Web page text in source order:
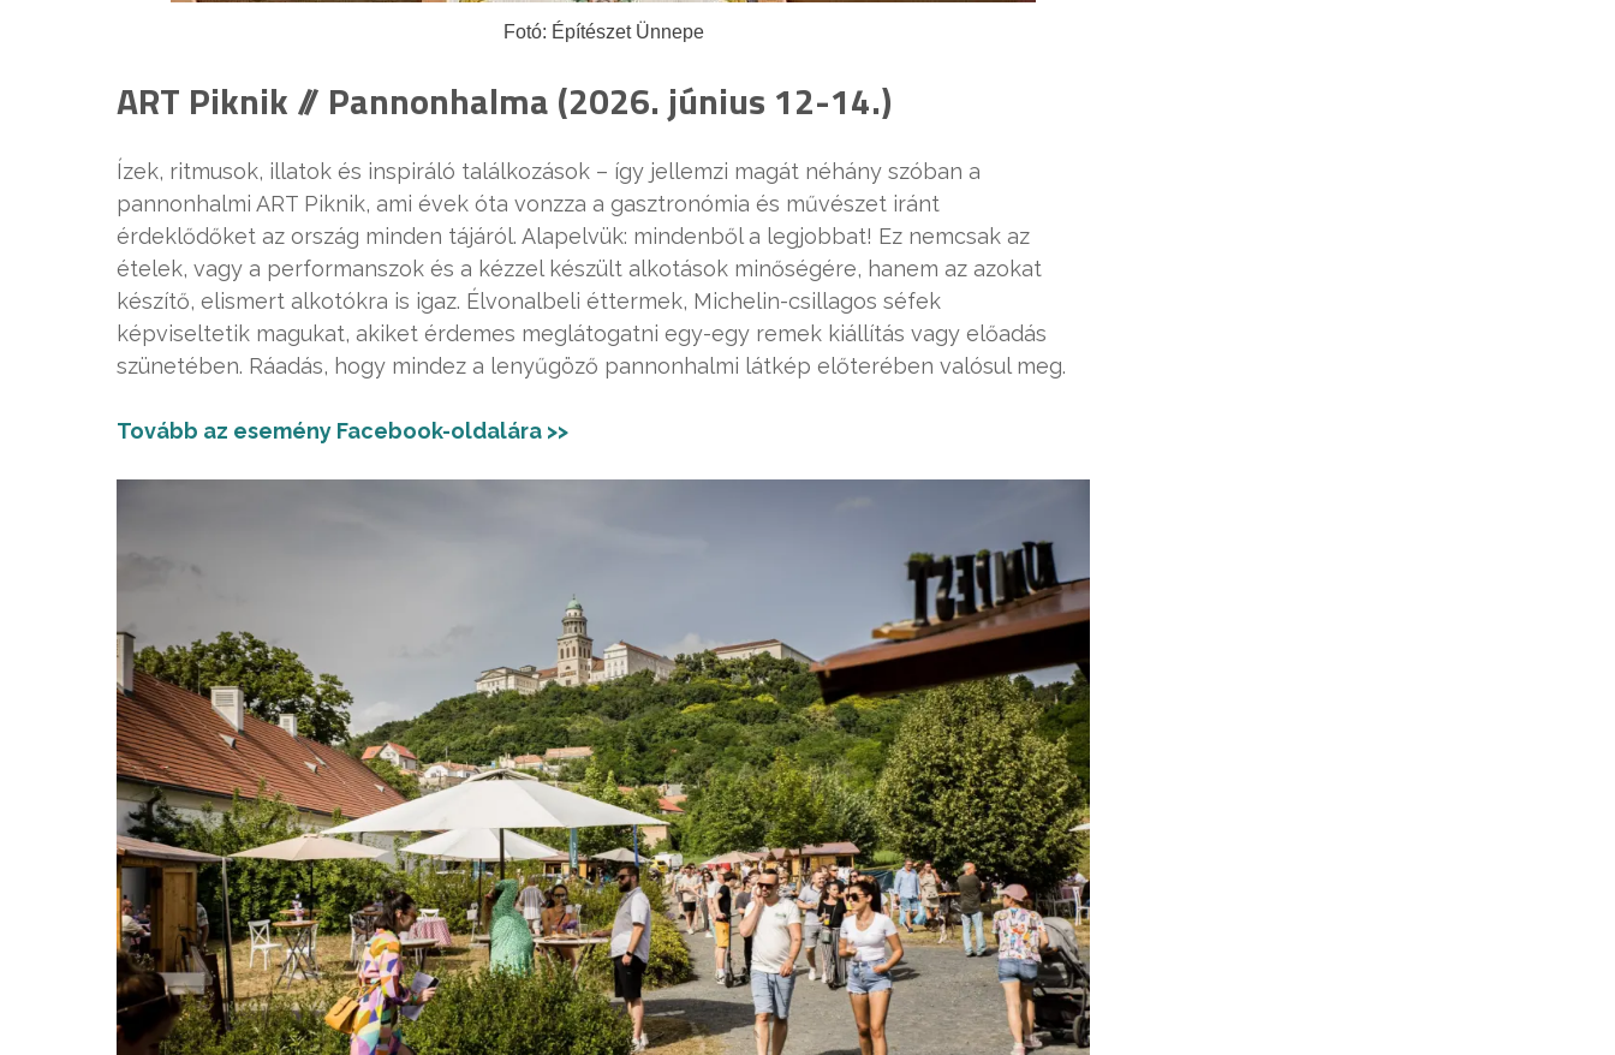
Fotó: Építészet Ünnepe
ART Piknik // Pannonhalma (2026. június 12-14.)
Ízek, ritmusok, illatok és inspiráló találkozások – így jellemzi magát néhány szóban a
pannonhalmi ART Piknik, ami évek óta vonzza a gasztronómia és művészet iránt
érdeklődőket az ország minden tájáról. Alapelvük: mindenből a legjobbat! Ez nemcsak az
ételek, vagy a performanszok és a kézzel készült alkotások minőségére, hanem az azokat
készítő, elismert alkotókra is igaz. Élvonalbeli éttermek, Michelin-csillagos séfek
képviseltetik magukat, akiket érdemes meglátogatni egy-egy remek kiállítás vagy előadás
szünetében. Ráadás, hogy mindez a lenyűgöző pannonhalmi látkép előterében valósul meg.
Tovább az esemény Facebook-oldalára >>